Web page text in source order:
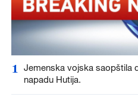
1
Jemenska vojska saopštila
napadu Hutija.